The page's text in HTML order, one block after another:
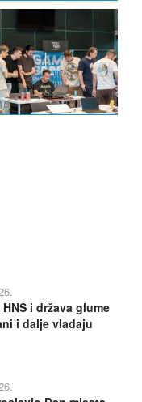
i država glume
i dalje vladaju